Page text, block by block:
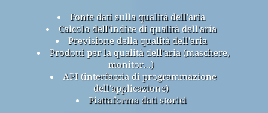
Fonte dati sulla qualità dell'aria
Calcolo dell'indice di qualità dell'aria
Previsione della qualità dell'aria
Prodotti per la qualità dell'aria (maschere,
monitor...)
API (interfaccia di programmazione
dell'applicazione)
Piattaforma dati storici